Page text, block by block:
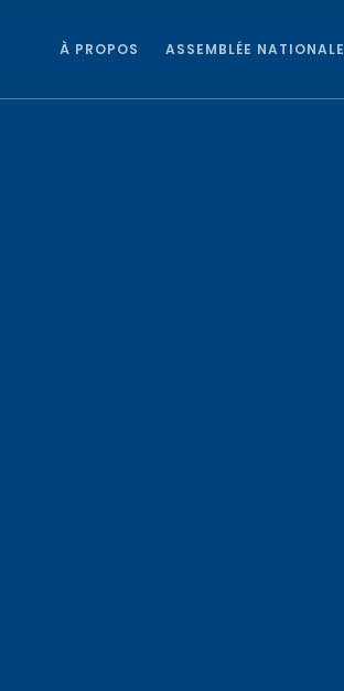
À PROPOS ASSEMBLÉE NATIONALE